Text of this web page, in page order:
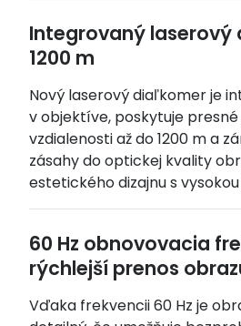
Integrovaný laserový
1200 m
Nový laserový diaľkomer je
v objektíve, poskytuje
vzdialenosti až do 1200 m a
zásahy do optickej kvality
estetického dizajnu s
60 Hz obnovovacia
rýchlejší prenos
Vďaka frekvencii 60 Hz je